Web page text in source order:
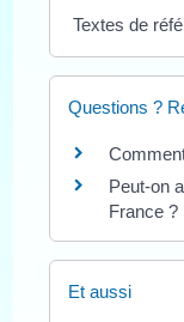
Textes de
Questions ?
Peut-on
France ?
Et aussi